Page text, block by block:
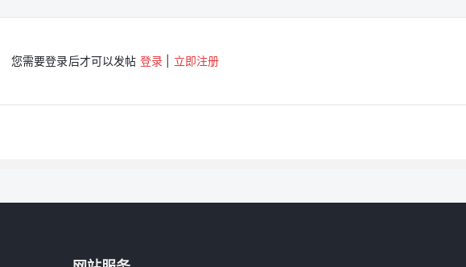
您需要登录后才可以发帖 登录 立即注册